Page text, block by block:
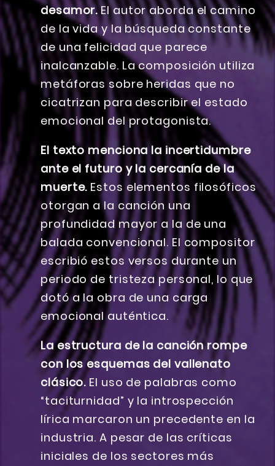
desamor.El autor aborda el camino
de la vida y la búsqueda constante
de una felicidad que parece
inalcanzable. La composición utiliza
metáforas sobre heridas que no
cicatrizan para describir el estado
emocional del protagonista.
El texto menciona la incertidumbre
ante el futuro y la cercanía de la
muerte. Estos elementos filosóficos
otorgan a la canción una
profundidad mayor a la de una
balada convencional. El compositor
escribió estos versos durante un
periodo de tristeza personal, lo que
dotó a la obra de una carga
emocional auténtica.
La estructura de la canción rompe
con los esquemas del vallenato
clásico.El uso de palabras como
“taciturnidad” y la introspección
lírica marcaron un precedente en la
industria. A pesar de las críticas
iniciales de los sectores más